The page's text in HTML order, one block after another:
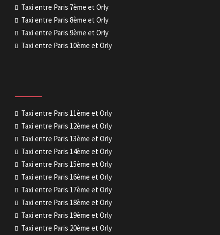
Taxi entre Paris 7ème et Orly
Taxi entre Paris 8ème et Orly
Taxi entre Paris 9ème et Orly
Taxi entre Paris 10ème et Orly
Taxi entre Paris 11ème et Orly
Taxi entre Paris 12ème et Orly
Taxi entre Paris 13ème et Orly
Taxi entre Paris 14ème et Orly
Taxi entre Paris 15ème et Orly
Taxi entre Paris 16ème et Orly
Taxi entre Paris 17ème et Orly
Taxi entre Paris 18ème et Orly
Taxi entre Paris 19ème et Orly
Taxi entre Paris 20ème et Orly